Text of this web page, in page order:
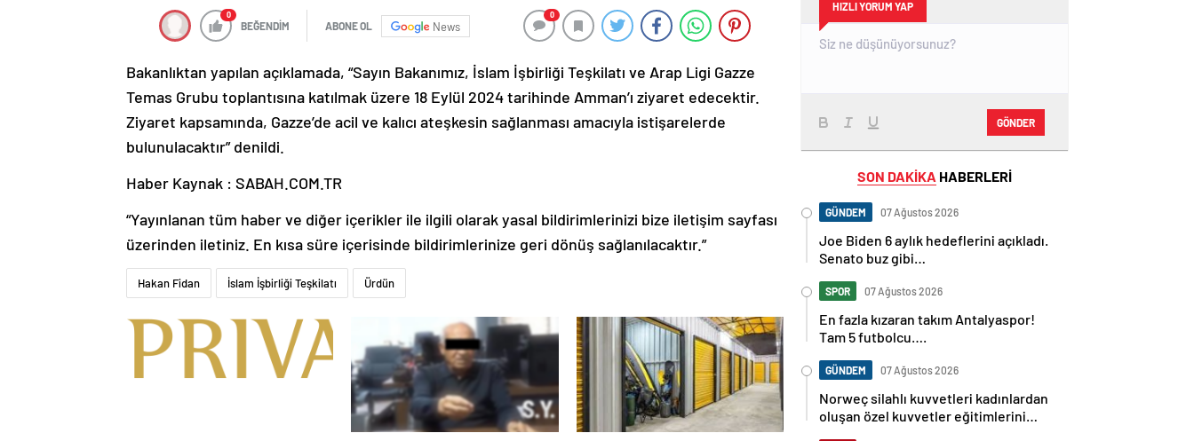
0
BEĞENDİM ABONE OL News
0
Bakanlıktan yapılan açıklamada, “Sayın Bakanımız, İslam İşbirliği Teşkilatı ve Arap Ligi Gazze
Temas Grubu toplantısına katılmak üzere 18 Eylül 2024 tarihinde Amman’ı ziyaret edecektir.
Ziyaret kapsamında, Gazze’de acil ve kalıcı ateşkesin sağlanması amacıyla istişarelerde
bulunulacaktır” denildi.
Haber Kaynak : SABAH.COM.TR
“Yayınlanan tüm haber ve diğer içerikler ile ilgili olarak yasal bildirimlerinizi bize iletişim sayfası
üzerinden iletiniz. En kısa süre içerisinde bildirimlerinize geri dönüş sağlanılacaktır.”
Hakan Fidan İslam İşbirliği Teşkilatı Ürdün
HIZLI YORUM YAP
GÖNDER
SON DAKİKA HABERLERİ
GÜNDEM 07 Ağustos 2026
Joe Biden 6 aylık hedeflerini açıkladı.
Senato buz gibi…
SPOR 07 Ağustos 2026
En fazla kızaran takım Antalyaspor!
Tam 5 futbolcu….
GÜNDEM 07 Ağustos 2026
Norweç silahlı kuvvetleri kadınlardan
oluşan özel kuvvetler eğitimlerini